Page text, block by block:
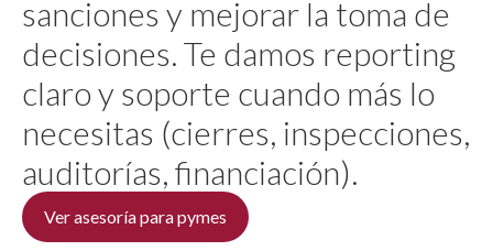
sanciones y mejorar la toma de
decisiones. Te damos reporting
claro y soporte cuando más lo
necesitas (cierres, inspecciones,
auditorías, financiación).
Ver asesoría para pymes